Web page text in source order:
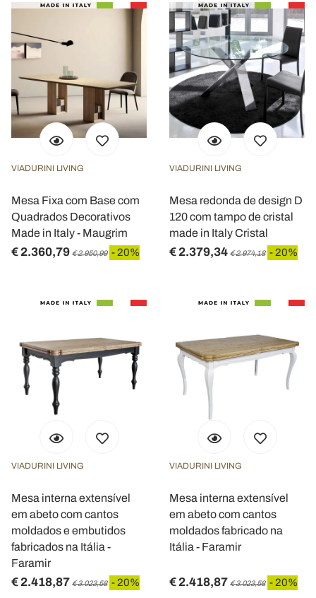
VIADURINI LIVING
Mesa Fixa com Base com
Quadrados Decorativos
Made in Italy - Maugrim
€ 2.360,79 € 2.950,99 - 20%
VIADURINI LIVING
Mesa redonda de design D
120 com tampo de cristal
made in Italy Cristal
€ 2.379,34 € 2.974,18 - 20%
VIADURINI LIVING
Mesa interna extensível
em abeto com cantos
moldados e embutidos
fabricados na Itália -
Faramir
€ 2.418,87 € 3.023,58 - 20%
VIADURINI LIVING
Mesa interna extensível
em abeto com cantos
moldados fabricado na
Itália - Faramir
€ 2.418,87 € 3.023,58 - 20%